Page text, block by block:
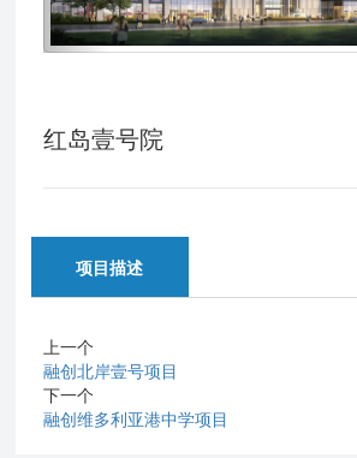
红岛壹号院
项目描述
上一个
融创北岸壹号项目
下一个
融创维多利亚港中学项目